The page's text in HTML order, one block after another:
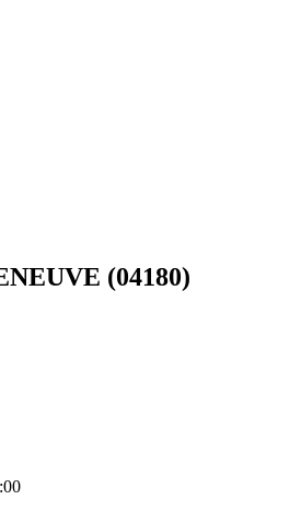
(04180)